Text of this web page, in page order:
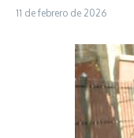
11 de febrero de 2026